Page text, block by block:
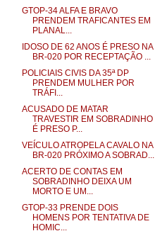
GTOP-34 ALFA E BRAVO
PRENDEM TRAFICANTES EM
PLANAL...
IDOSO DE 62 ANOS É PRESO NA
BR-020 POR RECEPTAÇÃO ...
POLICIAIS CIVIS DA 35ª DP
PRENDEM MULHER POR
TRÁFI...
ACUSADO DE MATAR
TRAVESTIR EM SOBRADINHO
É PRESO P...
VEÍCULO ATROPELA CAVALO NA
BR-020 PRÓXIMO A SOBRAD...
ACERTO DE CONTAS EM
SOBRADINHO DEIXA UM
MORTO E UM...
GTOP-33 PRENDE DOIS
HOMENS POR TENTATIVA DE
HOMIC...